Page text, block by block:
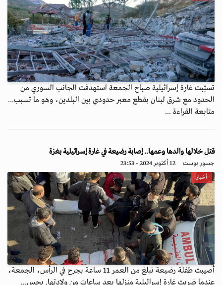
تسبّبت غارة إسرائيلية صباح الجمعة استهدفت الجانب السوري من
الحدود مع شرق لبنان بقطع معبر حدودي بين البلدين، وهو ما تسبب...
متابعة القراءة ...
قتل خلالها والدها وعمها.. إصابة رضيعة في غارة إسرائيلية بغزة
جسور بوست 12 أكتوبر 2024 - 23:53
أخبار
أصيبت طفلة رضيعة تبلغ من العمر 11 ساعة بجرح في الرأس، الجمعة،
عندما ضربت غارة إسرائيلية منزلها بعد ساعات من ولادتها. بحس...